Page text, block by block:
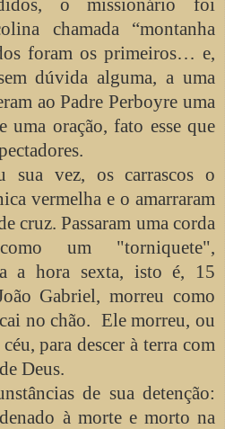
o missionário foi
chamada “montanha
foram os primeiros… e,
dúvida alguma, a uma
ao Padre Perboyre uma
uma oração, fato esse que
sua vez, os carrascos o
vermelha e o amarraram
cruz. Passaram uma corda
um "torniquete",
a hora sexta, isto é, 15
Gabriel, morreu como
no chão. Ele morreu, ou
para descer à terra com
Deus.
de sua detenção:
à morte e morto na